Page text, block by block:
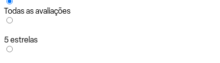
Todas as avaliações
5 estrelas